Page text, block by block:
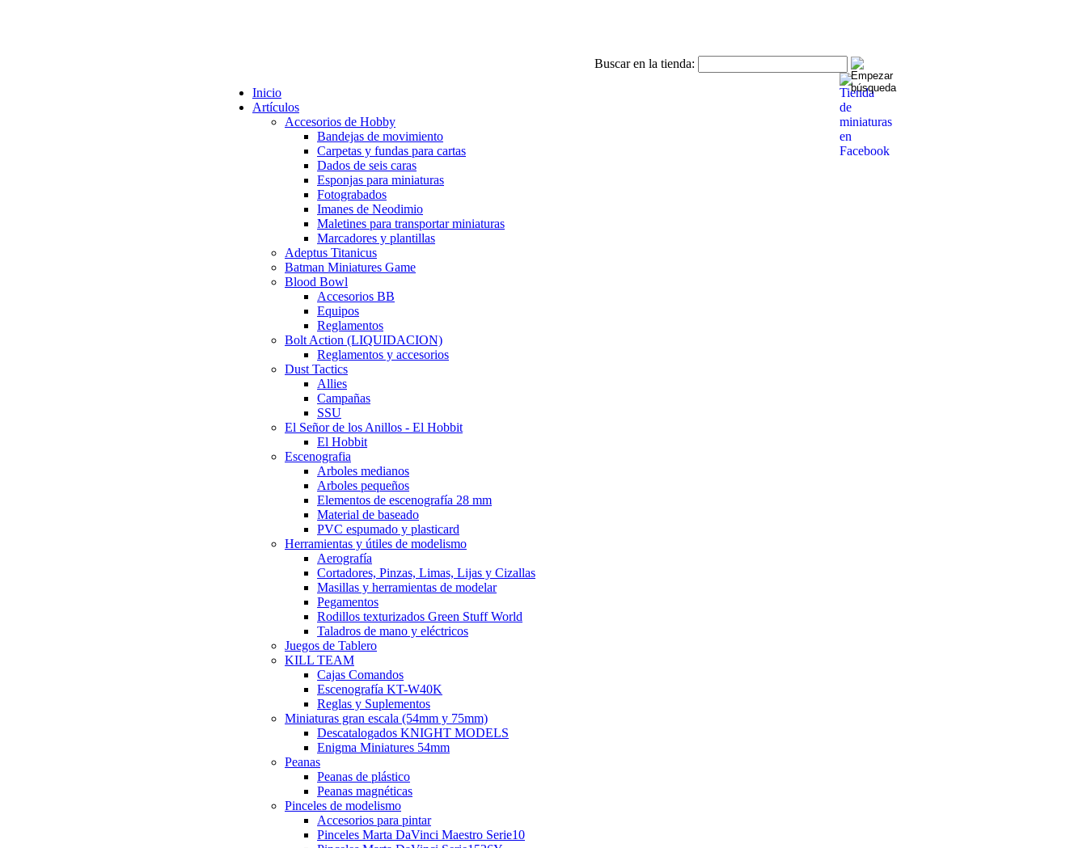
Buscar en la tienda:
Inicio
Artículos
Accesorios de Hobby
Bandejas de movimiento
Carpetas y fundas para cartas
Dados de seis caras
Esponjas para miniaturas
Fotograbados
Imanes de Neodimio
Maletines para transportar miniaturas
Marcadores y plantillas
Adeptus Titanicus
Batman Miniatures Game
Blood Bowl
Accesorios BB
Equipos
Reglamentos
Bolt Action (LIQUIDACION)
Reglamentos y accesorios
Dust Tactics
Allies
Campañas
SSU
El Señor de los Anillos - El Hobbit
El Hobbit
Escenografia
Arboles medianos
Arboles pequeños
Elementos de escenografía 28 mm
Material de baseado
PVC espumado y plasticard
Herramientas y útiles de modelismo
Aerografía
Cortadores, Pinzas, Limas, Lijas y Cizallas
Masillas y herramientas de modelar
Pegamentos
Rodillos texturizados Green Stuff World
Taladros de mano y eléctricos
Juegos de Tablero
KILL TEAM
Cajas Comandos
Escenografía KT-W40K
Reglas y Suplementos
Miniaturas gran escala (54mm y 75mm)
Descatalogados KNIGHT MODELS
Enigma Miniatures 54mm
Peanas
Peanas de plástico
Peanas magnéticas
Pinceles de modelismo
Accesorios para pintar
Pinceles Marta DaVinci Maestro Serie10